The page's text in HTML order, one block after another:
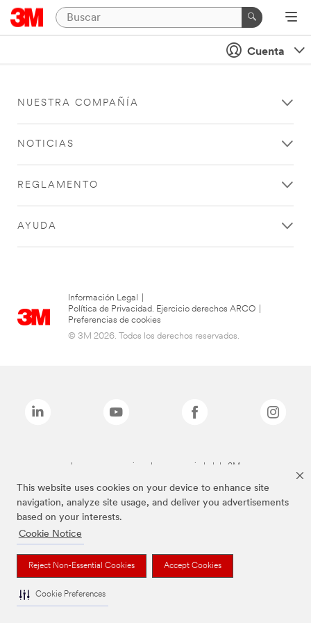
This website uses cookies on your device to enhance site
navigation, analyze site usage, and deliver you advertisements
based on your interests.
Cookie Notice
Reject Non-Essential Cookies Accept Cookies
Cookie Preferences
Cuenta
NUESTRA COMPAÑÍA
NOTICIAS
REGLAMENTO
AYUDA
Información Legal
Política de Privacidad. Ejercicio derechos ARCO
Preferencias de cookies
© 3M 2026. Todos los derechos reservados.
Las marcas mencionadas son propiedad de 3M